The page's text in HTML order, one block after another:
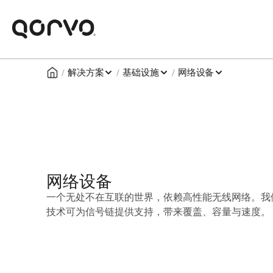
/ 解决方案 / 基础设施 / 网络设备
网络设备
一个无处不在互联的世界，依赖高性能无线网络。
技术可为信号链提供支持，带来覆盖、容量与速度。